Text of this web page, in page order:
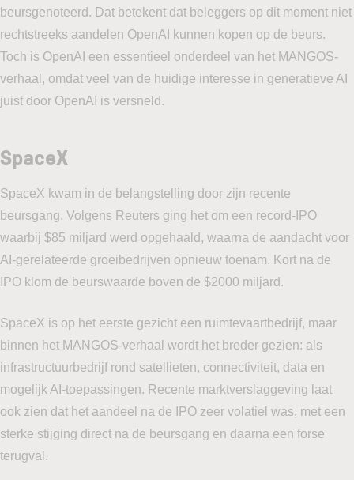
beursgenoteerd. Dat betekent dat beleggers op dit moment niet
rechtstreeks aandelen OpenAI kunnen kopen op de beurs.
Toch is OpenAI een essentieel onderdeel van het MANGOS-
verhaal, omdat veel van de huidige interesse in generatieve AI
juist door OpenAI is versneld.
SpaceX
SpaceX kwam in de belangstelling door zijn recente
beursgang. Volgens Reuters ging het om een record-IPO
waarbij $85 miljard werd opgehaald, waarna de aandacht voor
AI-gerelateerde groeibedrijven opnieuw toenam. Kort na de
IPO klom de beurswaarde boven de $2000 miljard.
SpaceX is op het eerste gezicht een ruimtevaartbedrijf, maar
binnen het MANGOS-verhaal wordt het breder gezien: als
infrastructuurbedrijf rond satellieten, connectiviteit, data en
mogelijk AI-toepassingen. Recente marktverslaggeving laat
ook zien dat het aandeel na de IPO zeer volatiel was, met een
sterke stijging direct na de beursgang en daarna een forse
terugval.